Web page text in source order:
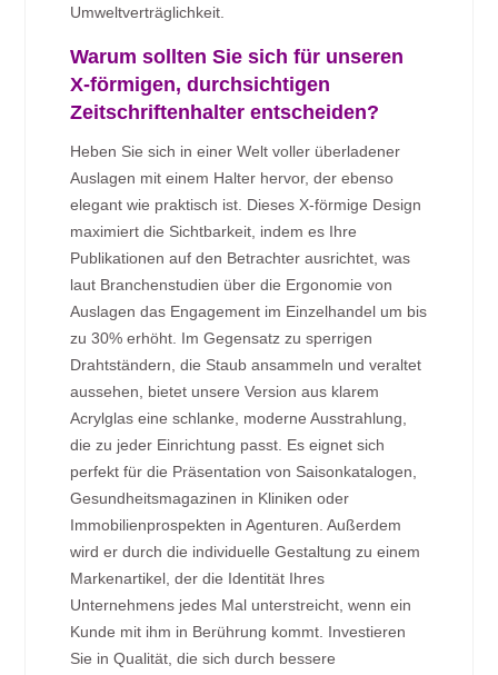
Umweltverträglichkeit.
Warum sollten Sie sich für unseren
X-förmigen, durchsichtigen
Zeitschriftenhalter entscheiden?
Heben Sie sich in einer Welt voller überladener
Auslagen mit einem Halter hervor, der ebenso
elegant wie praktisch ist. Dieses X-förmige Design
maximiert die Sichtbarkeit, indem es Ihre
Publikationen auf den Betrachter ausrichtet, was
laut Branchenstudien über die Ergonomie von
Auslagen das Engagement im Einzelhandel um bis
zu 30% erhöht. Im Gegensatz zu sperrigen
Drahtständern, die Staub ansammeln und veraltet
aussehen, bietet unsere Version aus klarem
Acrylglas eine schlanke, moderne Ausstrahlung,
die zu jeder Einrichtung passt. Es eignet sich
perfekt für die Präsentation von Saisonkatalogen,
Gesundheitsmagazinen in Kliniken oder
Immobilienprospekten in Agenturen. Außerdem
wird er durch die individuelle Gestaltung zu einem
Markenartikel, der die Identität Ihres
Unternehmens jedes Mal unterstreicht, wenn ein
Kunde mit ihm in Berührung kommt. Investieren
Sie in Qualität, die sich durch bessere